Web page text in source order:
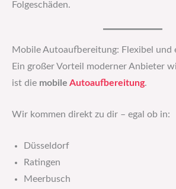
Folgeschäden.
Mobile Autoaufbereitung: Flexibel und
Ein großer Vorteil moderner Anbieter
ist die mobile Autoaufbereitung.
Wir kommen direkt zu dir – egal ob in:
Düsseldorf
Ratingen
Meerbusch